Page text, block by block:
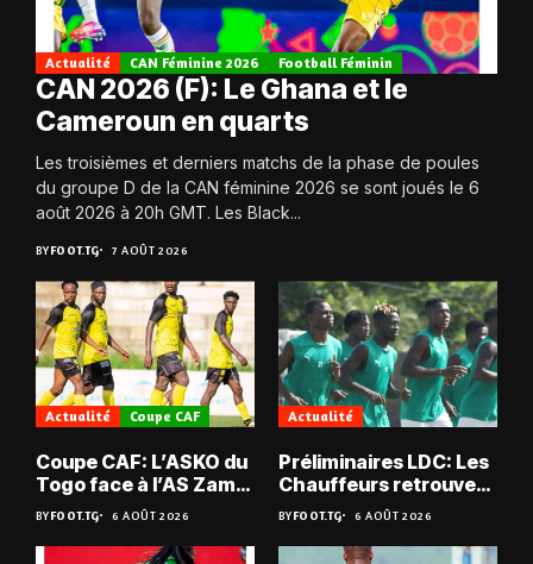
Actualité CAN Féminine 2026 Football Féminin
CAN 2026 (F): Le Ghana et le
Cameroun en quarts
Les troisièmes et derniers matchs de la phase de poules
du groupe D de la CAN féminine 2026 se sont joués le 6
août 2026 à 20h GMT. Les Black...
BYFOOT.TG 7 AOÛT 2026
Actualité Coupe CAF
Coupe CAF: L’ASKO du
Togo face à l’AS Zam
du Niger
BYFOOT.TG 6 AOÛT 2026
Actualité
Préliminaires LDC: Les
Chauffeurs retrouvent
les Mimos
BYFOOT.TG 6 AOÛT 2026